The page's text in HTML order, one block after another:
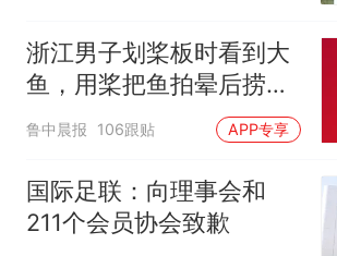
浙江男子划桨板时看到大
鱼，用桨把鱼拍晕后捞
起；当事人：鱼重7斤6
两，做成红烧辣子鱼块，
味道很好
鲁中晨报 106跟贴 APP专享
国际足联：向理事会和
211个会员协会致歉